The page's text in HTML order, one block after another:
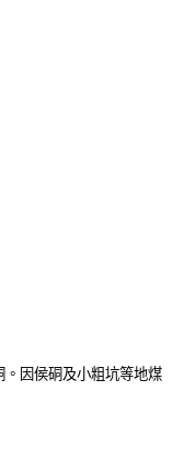
因侯硐及小粗坑等地煤